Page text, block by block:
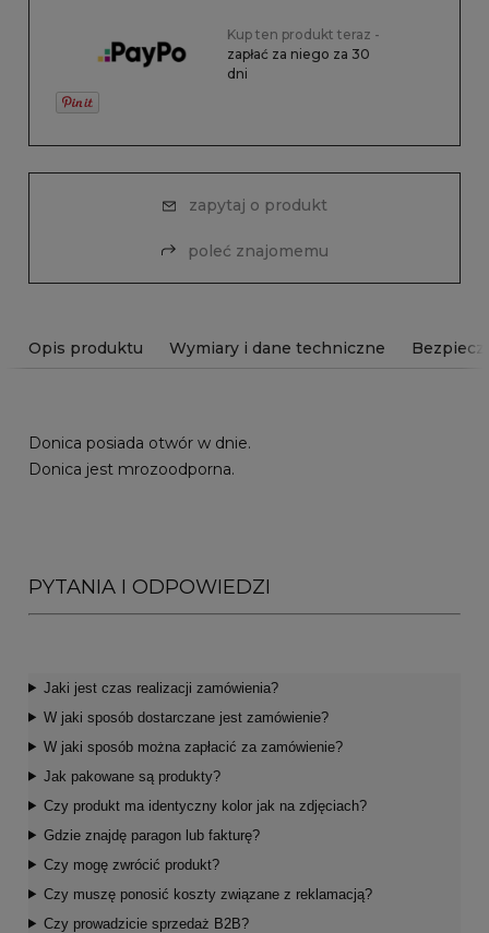
Kup ten produkt teraz -
zapłać za niego za 30
dni
zapytaj o produkt
poleć znajomemu
Opis produktu Wymiary i dane techniczne
Donica posiada otwór w dnie.
Donica jest mrozoodporna.
PYTANIA I ODPOWIEDZI
Jaki jest czas realizacji zamówienia?
W jaki sposób dostarczane jest zamówienie?
W jaki sposób można zapłacić za zamówienie?
Jak pakowane są produkty?
Czy produkt ma identyczny kolor jak na zdjęciach?
Gdzie znajdę paragon lub fakturę?
Czy mogę zwrócić produkt?
Czy muszę ponosić koszty związane z reklamacją?
Czy prowadzicie sprzedaż B2B?